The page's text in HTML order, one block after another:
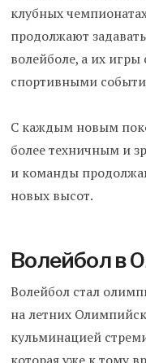
клубных
продолжают
волейболе, а их
спортивными
С каждым новым
более техничным и
и команды
новых высот.
Волейбол в
Волейбол стал
на летних
кульминацией